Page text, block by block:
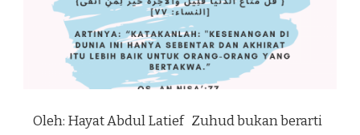
Oleh: Hayat Abdul Latief Zuhud bukan berarti